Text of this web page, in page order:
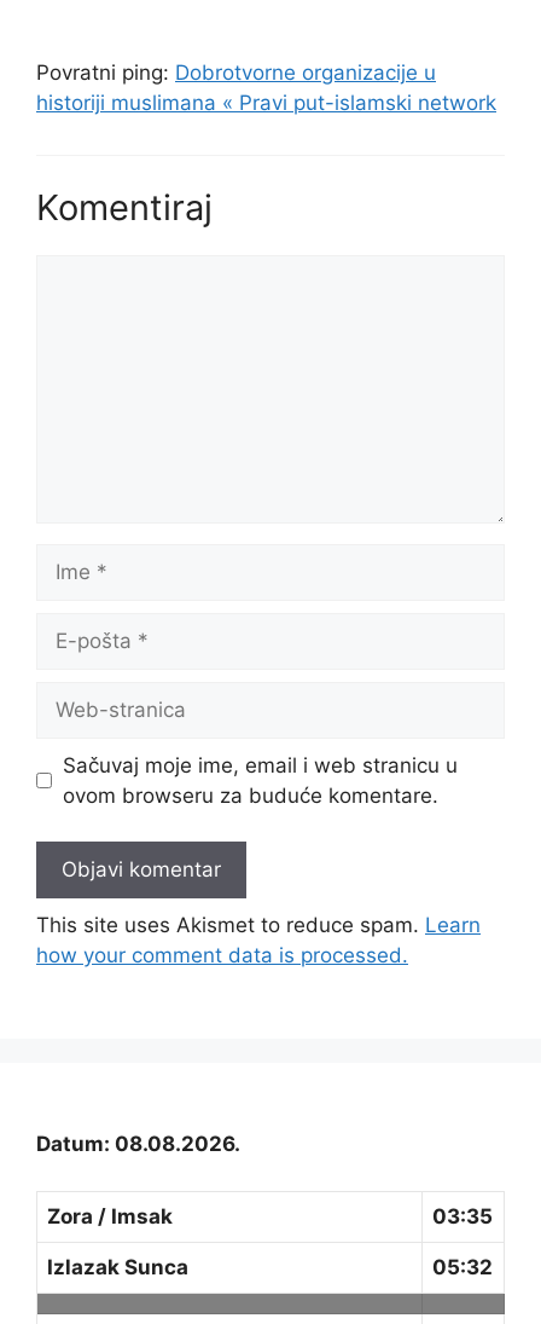
Povratni ping: Dobrotvorne organizacije u
historiji muslimana « Pravi put-islamski network
Komentiraj
pošta
stranica
Sačuvaj moje ime, email i web stranicu u
ovom browseru za buduće komentare.
This site uses Akismet to reduce spam. Learn
how your comment data is processed.
Datum: 08.08.2026.
Zora / Imsak 03:35
Izlazak Sunca 05:32